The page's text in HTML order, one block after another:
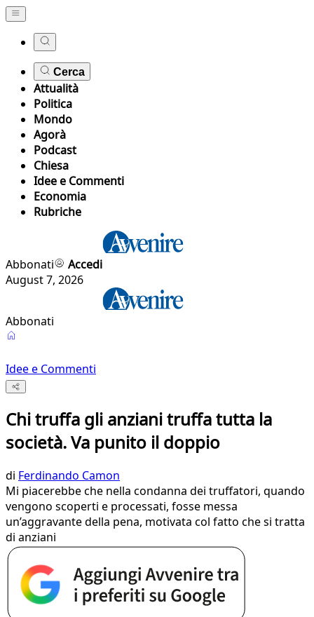
Cerca
Attualità
Politica
Mondo
Agorà
Podcast
Chiesa
Idee e Commenti
Economia
Rubriche
Abbonati
Accedi
August 7, 2026
Abbonati
Idee e Commenti
Chi truffa gli anziani truffa tutta la
società. Va punito il doppio
di Ferdinando Camon
Mi piacerebbe che nella condanna dei truffatori, quando
vengono scoperti e processati, fosse messa
un’aggravante della pena, motivata col fatto che si tratta
di anziani